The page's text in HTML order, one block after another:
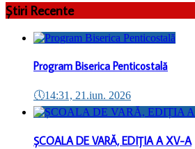
Știri Recente
Program Biserica Penticostală
🕔14:31, 21.iun. 2026
ȘCOALA DE VARĂ, EDIȚIA A XV-A